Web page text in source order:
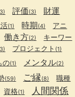
評価(3) 財運
(1) 時期(4)
アニ
働き方(2)
キーワー
プロジェクト (1)
の(1) メンタル(2)
(59) ご縁(8) 職種
資格(1) 人間関係